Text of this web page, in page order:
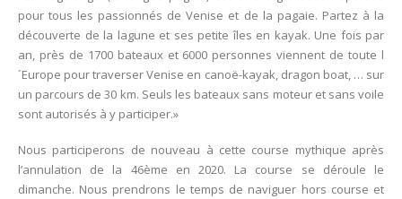
7
juin
2022
–
La
Vogalonga
Venise
2022
pour tous les passionnés de Venise et de la pagaie. Partez à la
découverte de la lagune et ses petite îles en kayak. Une fois par
an, près de 1700 bateaux et 6000 personnes viennent de toute l
´Europe pour traverser Venise en canoë-kayak, dragon boat, … sur
un parcours de 30 km. Seuls les bateaux sans moteur et sans voile
sont autorisés à y participer.»
Nous participerons de nouveau à cette course mythique après
l’annulation de la 46ème en 2020. La course se déroule le
dimanche. Nous prendrons le temps de naviguer hors course et